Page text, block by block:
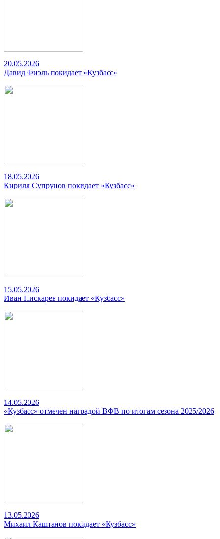
20.05.2026
Давид Фиэль покидает «Кузбасс»
18.05.2026
Кирилл Супрунов покидает «Кузбасс»
15.05.2026
Иван Пискарев покидает «Кузбасс»
14.05.2026
«Кузбасс» отмечен наградой ВФВ по итогам сезона 2025/2026
13.05.2026
Михаил Каштанов покидает «Кузбасс»